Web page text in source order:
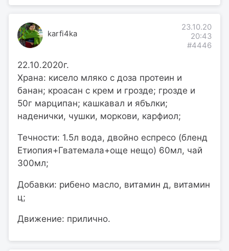
karfi4ka
23.10.20
20:43
#4446
22.10.2020г.
Храна: кисело мляко с доза протеин и
банан; кроасан с крем и грозде; грозде и
50г марципан; кашкавал и ябълки;
наденички, чушки, моркови, карфиол;
Течности: 1.5л вода, двойно еспресо (бленд
Етиопия+Гватемала+още нещо) 60мл, чай
300мл;
Добавки: рибено масло, витамин д, витамин
ц;
Движение: прилично.